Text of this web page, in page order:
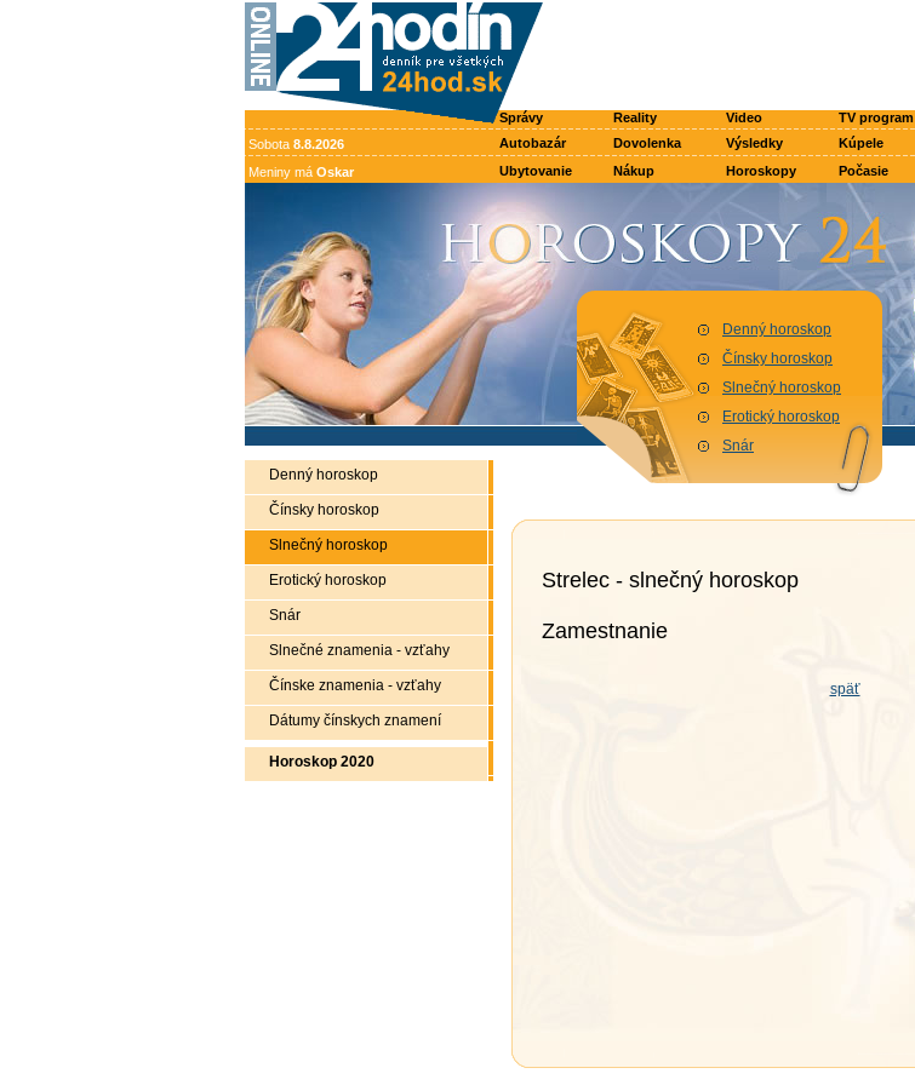
Správy Reality Video TV program
Sobota 8.8.2026 Autobazár Dovolenka Výsledky Kúpele
Meniny má Oskar Ubytovanie Nákup Horoskopy Počasie
Denný horoskop
Čínsky horoskop
Slnečný horoskop
Erotický horoskop
Snár
Denný horoskop
Čínsky horoskop
Slnečný horoskop
Erotický horoskop
Snár
Slnečné znamenia - vzťahy
Čínske znamenia - vzťahy
Dátumy čínskych znamení
Horoskop 2020
Strelec - slnečný horoskop
Zamestnanie
späť